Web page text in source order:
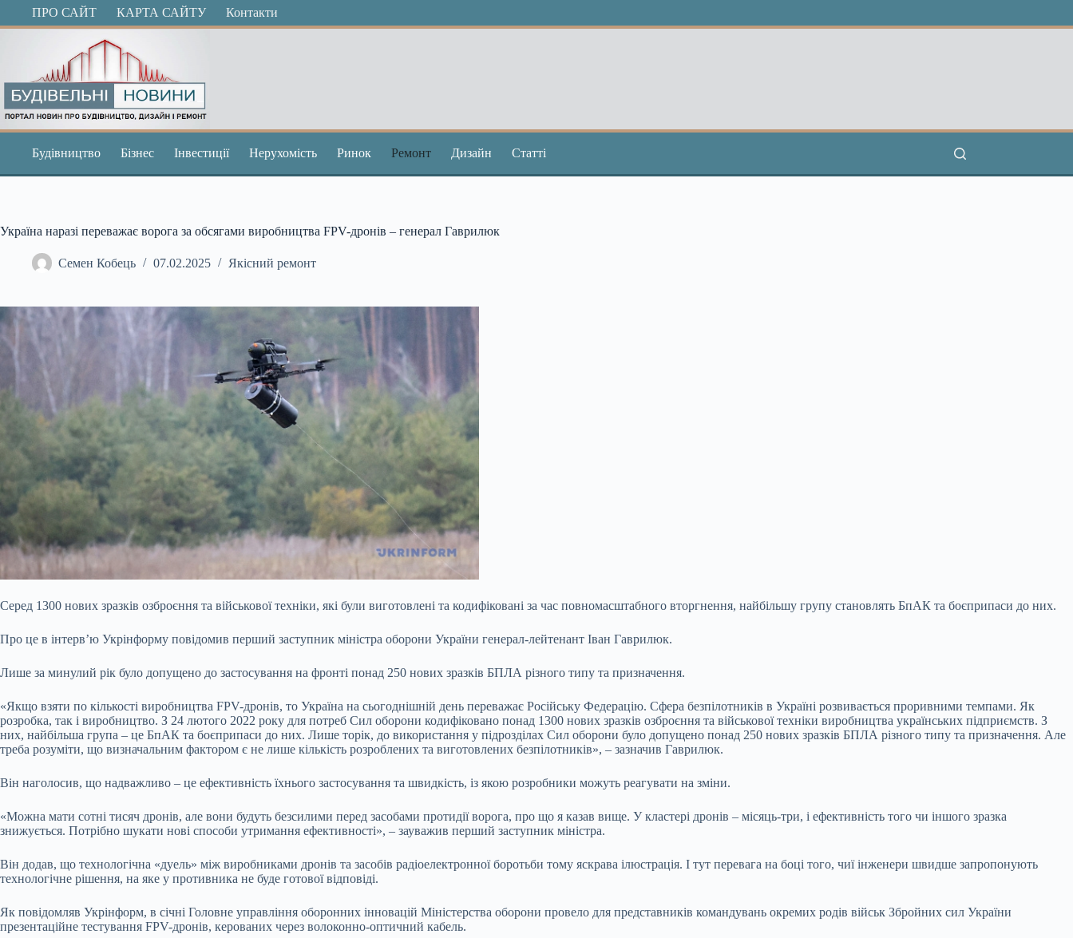
ПерейтиПРО САЙТ КАРТА САЙТУ Контакти
Будівництво Бізнес Інвестиції Нерухомість Ринок Ремонт Дизайн Статті
Україна наразі переважає ворога за обсягами виробництва FPV-дронів – генерал Гаврилюк
Семен Кобець 07.02.2025 Якісний ремонт
Серед 1300 нових зразків озброєння та військової техніки, які були виготовлені та кодифіковані за час повномасштабного вторгнення, найбільшу групу становлять БпАК та боєприпаси до них.
Про це в інтерв’ю Укрінформу повідомив перший заступник міністра оборони України генерал-лейтенант Іван Гаврилюк.
Лише за минулий рік було допущено до застосування на фронті понад 250 нових зразків БПЛА різного типу та призначення.
«Якщо взяти по кількості виробництва FPV-дронів, то Україна на сьогоднішній день переважає Російську Федерацію. Сфера безпілотників в Україні розвивається проривними темпами. Як
розробка, так і виробництво. З 24 лютого 2022 року для потреб Сил оборони кодифіковано понад 1300 нових зразків озброєння та військової техніки виробництва українських підприємств. З
них, найбільша група – це БпАК та боєприпаси до них. Лише торік, до використання у підрозділах Сил оборони було допущено понад 250 нових зразків БПЛА різного типу та призначення. Але
треба розуміти, що визначальним фактором є не лише кількість розроблених та виготовлених безпілотників», – зазначив Гаврилюк.
Він наголосив, що надважливо – це ефективність їхнього застосування та швидкість, із якою розробники можуть реагувати на зміни.
«Можна мати сотні тисяч дронів, але вони будуть безсилими перед засобами протидії ворога, про що я казав вище. У кластері дронів – місяць-три, і ефективність того чи іншого зразка
знижується. Потрібно шукати нові способи утримання ефективності», – зауважив перший заступник міністра.
Він додав, що технологічна «дуель» між виробниками дронів та засобів радіоелектронної боротьби тому яскрава ілюстрація. І тут перевага на боці того, чиї інженери швидше запропонують
технологічне рішення, на яке у противника не буде готової відповіді.
Як повідомляв Укрінформ, в січні Головне управління оборонних інновацій Міністерства оборони провело для представників командувань окремих родів військ Збройних сил України
презентаційне тестування FPV-дронів, керованих через волоконно-оптичний кабель.